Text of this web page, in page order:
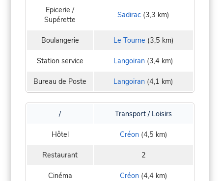
Epicerie /
Supérette
Sadirac (3,3 km)
Boulangerie Le Tourne (3,5 km)
Station service Langoiran (3,4 km)
Bureau de Poste Langoiran (4,1 km)
/ Transport / Loisirs
Hôtel Créon(4,5 km)
Restaurant 2
Cinéma Créon(4,4 km)